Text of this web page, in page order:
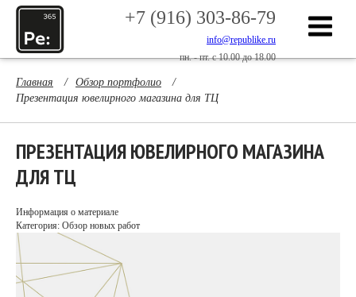
+7 (916) 303-86-79
info@republike.ru
пн. - пт. с 10.00 до 18.00
Главная / Обзор портфолио
/
Презентация ювелирного магазина для ТЦ
ПРЕЗЕНТАЦИЯ ЮВЕЛИРНОГО МАГАЗИНА
ДЛЯ ТЦ
Информация о материале
Категория: Обзор новых работ